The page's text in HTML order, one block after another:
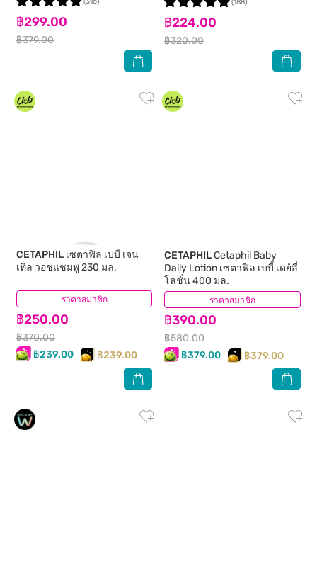
฿299.00
฿379.00
฿224.00
฿320.00
(188)
ราคาสมาชิก
CETAPHIL เซตาฟิล เบบี้ เจน
เทิล วอชแชมพู 230 มล.
฿250.00
฿370.00
฿239.00
฿239.00
(16) ราคาสมาชิก
CETAPHILCetaphil Baby
Daily Lotion เซตาฟิล เบบี้ เดย์ลี่
โลชั่น 400 มล.
฿390.00
฿580.00
฿379.00
฿379.00
(38)